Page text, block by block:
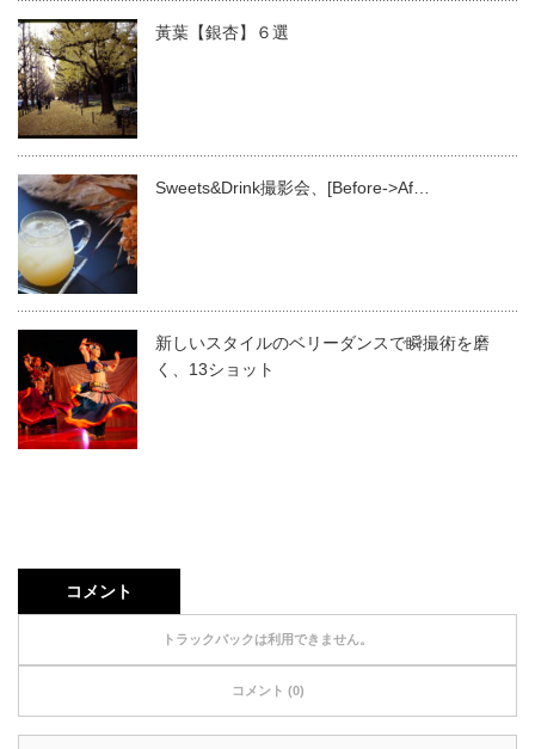
黃葉【銀杏】６選
Sweets&Drink撮影会、[Before->Af…
新しいスタイルのベリーダンスで瞬撮術を磨
く、13ショット
コメント
トラックバックは利用できません。
コメント (0)